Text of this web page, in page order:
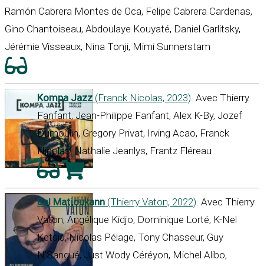
Ramón Cabrera Montes de Oca, Felipe Cabrera Cardenas,
Gino Chantoiseau, Abdoulaye Kouyaté, Daniel Garlitsky,
Jérémie Visseaux, Nina Tonji, Mimi Sunnerstam
Kompa Jazz (Franck Nicolas, 2023). Avec Thierry
Fanfant, Jean-Philippe Fanfant, Alex K-By, Jozef
Dumoulin, Gregory Privat, Irving Acao, Franck
Nicolas, Nathalie Jeanlys, Frantz Fléreau
Bel Matjoukann (Thierry Vaton, 2022). Avec Thierry
Vaton, Angélique Kidjo, Dominique Lorté, K-Nel
Ketsia, Nicolas Pélage, Tony Chasseur, Guy
N'Sangué, Just Wody Céréyon, Michel Alibo,